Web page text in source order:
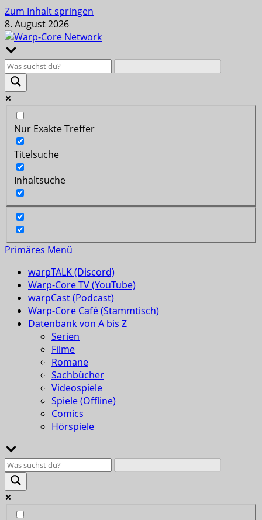
Zum Inhalt springen
8. August 2026
Nur Exakte Treffer
Titelsuche
Inhaltsuche
Primäres Menü
warpTALK (Discord)
Warp-Core TV (YouTube)
warpCast (Podcast)
Warp-Core Café (Stammtisch)
Datenbank von A bis Z
Serien
Filme
Romane
Sachbücher
Videospiele
Spiele (Offline)
Comics
Hörspiele